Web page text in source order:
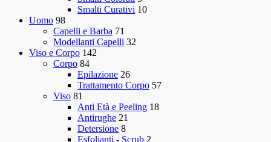
Smalti Curativi 10
Uomo 98
Capelli e Barba 71
Modellanti Capelli 32
Viso e Corpo 142
Corpo 84
Epilazione 26
Trattamento Corpo 57
Viso 81
Anti Età e Peeling 18
Antirughe 21
Detersione 8
Esfolianti - Scrub 2